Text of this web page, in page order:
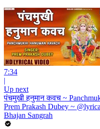
7:34
|
Up next
पंचमुखी हनुमान कवच ~
Prem Prakash Dubey ~
Bhajan Sangrah